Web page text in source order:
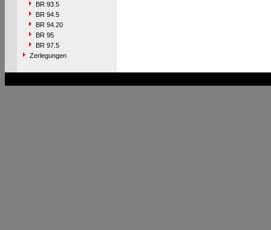
BR 93.5
BR 94.5
BR 94.20
BR 95
BR 97.5
Zerlegungen